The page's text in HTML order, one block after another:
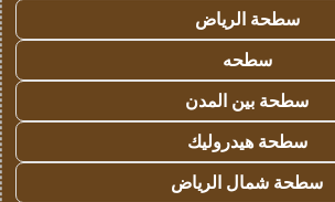
سطحة الرياض
سطحه
سطحة بين المدن
سطحة هيدروليك
سطحة شمال الرياض